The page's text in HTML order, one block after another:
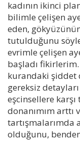
kadının ikinci
bilimle çelişen
eden,
tutulduğunu
evrimle çelişen
başladı
kurandaki şiddet
gereksiz detayları
eşcinsellere karşı
donanımım arttı
tartışmalarımda
olduğunu,